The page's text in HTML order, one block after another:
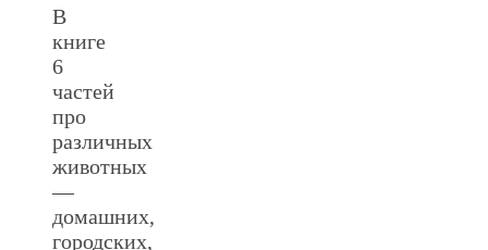
В
книге
6
частей
про
различных
животных
—
домашних,
городских,